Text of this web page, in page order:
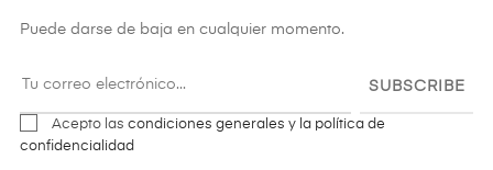
Puede darse de baja en cualquier momento.
SUBSCRIBE
Acepto las condiciones generales y la política de
confidencialidad